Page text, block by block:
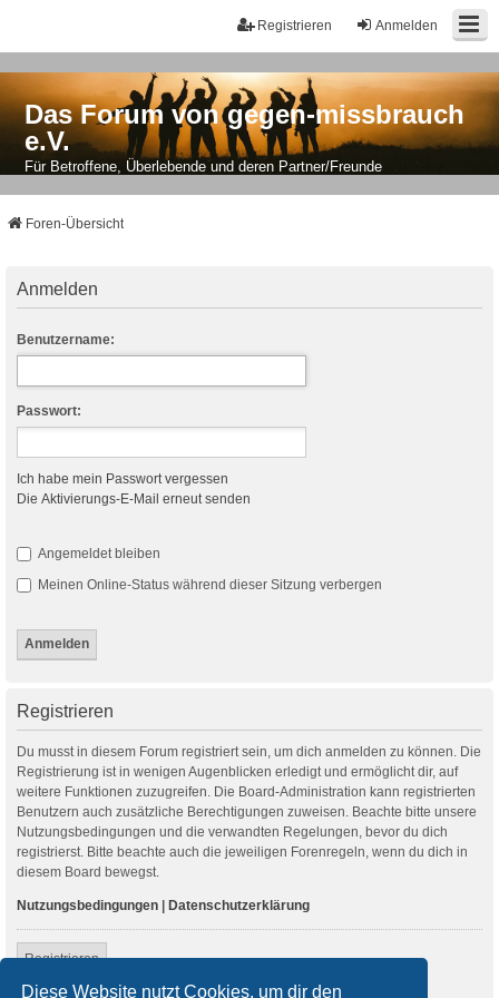
Diese Website nutzt Cookies, um dir den
Anmelden
Registrieren
Das Forum von gegen-missbrauch
e.V.
Für Betroffene, Überlebende und deren Partner/Freunde
Foren-Übersicht
Anmelden
Benutzername:
Passwort:
Ich habe mein Passwort vergessen
Die Aktivierungs-E-Mail erneut senden
Angemeldet bleiben
Meinen Online-Status während dieser Sitzung verbergen
Registrieren
Du musst in diesem Forum registriert sein, um dich anmelden zu können. Die
Registrierung ist in wenigen Augenblicken erledigt und ermöglicht dir, auf
weitere Funktionen zuzugreifen. Die Board-Administration kann registrierten
Benutzern auch zusätzliche Berechtigungen zuweisen. Beachte bitte unsere
Nutzungsbedingungen und die verwandten Regelungen, bevor du dich
registrierst. Bitte beachte auch die jeweiligen Forenregeln, wenn du dich in
diesem Board bewegst.
Nutzungsbedingungen | Datenschutzerklärung
Registrieren